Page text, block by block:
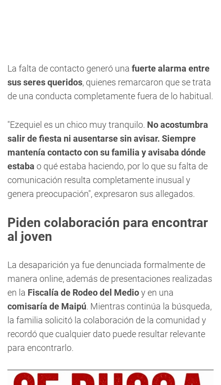
La falta de contacto generó una fuerte alarma entre
sus seres queridos, quienes remarcaron que se trata
de una conducta completamente fuera de lo habitual.
"Ezequiel es un chico muy tranquilo. No acostumbra
salir de fiesta ni ausentarse sin avisar. Siempre
mantenía contacto con su familia y avisaba dónde
estaba o qué estaba haciendo, por lo que su falta de
comunicación resulta completamente inusual y
genera preocupación", expresaron sus allegados.
Piden colaboración para encontrar
al joven
La desaparición ya fue denunciada formalmente de
manera online, además de presentaciones realizadas
en la Fiscalía de Rodeo del Medioy en una
comisaría de Maipú. Mientras continúa la búsqueda,
la familia solicitó la colaboración de la comunidad y
recordó que cualquier dato puede resultar relevante
para encontrarlo.